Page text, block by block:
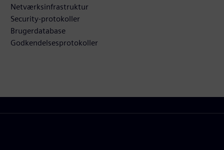
Netværksinfrastruktur
Security-protokoller
Brugerdatabase
Godkendelsesprotokoller